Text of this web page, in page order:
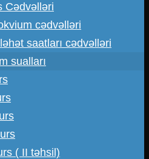
Cədvəlləri
cədvəlləri
saatları cədvəlləri
sualları
( II təhsil)